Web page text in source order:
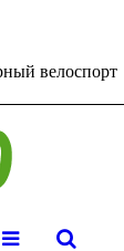
велоспорт